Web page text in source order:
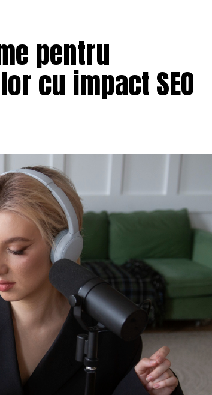
pentru
cu impact SEO